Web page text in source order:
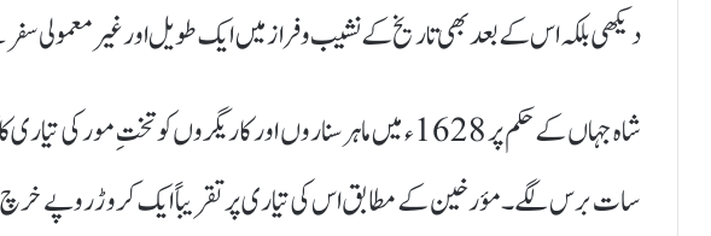
دیکھی بلکہ اس کے بعد بھی تاریخ کے نشیب و فراز میں ایک طویل اور غیر معمولی
شاہ جہاں کے حکم پر 1628ء میں ماہر سناروں اور کاریگروں کو تختِ
سات برس لگے۔ مؤرخین کے مطابق اس کی تیاری پر تقریباً ایک کروڑ روپے خرچ